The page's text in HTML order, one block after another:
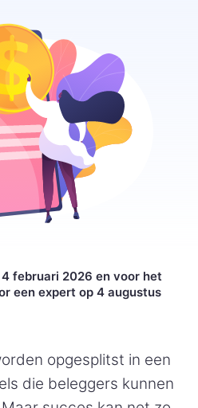
februari 2026 en voor het
een expert op 4 augustus
opgesplitst in een
die beleggers kunnen